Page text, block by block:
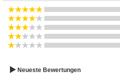
Neueste Bewertungen